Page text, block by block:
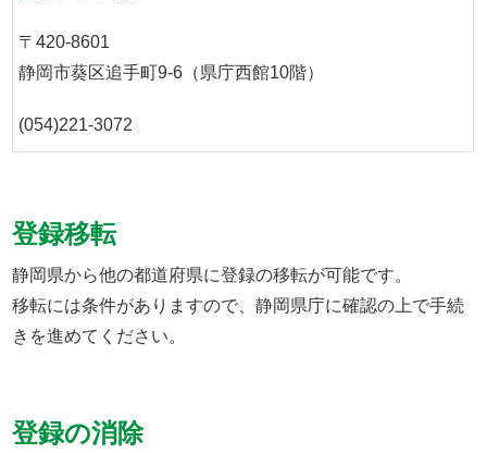
〒420-8601
静岡市葵区追手町9-6（県庁西館10階）
(054)221-3072
登録移転
静岡県から他の都道府県に登録の移転が可能です。
移転には条件がありますので、静岡県庁に確認の上で手続
きを進めてください。
登録の消除